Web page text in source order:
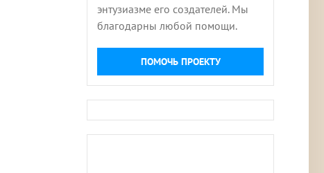
энтузиазме его создателей. Мы
благодарны любой помощи.
ПОМОЧЬ ПРОЕКТУ